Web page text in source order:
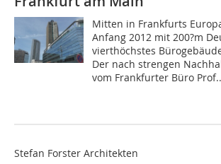
Mitten in Frankfurts
Anfang 2012 mit 200?m
vierthöchstes
Der nach strengen
vom Frankfurter Büro
Stefan Forster Architekten